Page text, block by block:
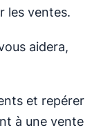
les ventes.
aidera,
et repérer
à une vente